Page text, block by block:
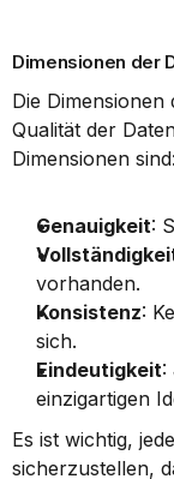
Dimensionen der
Die
Qualität der
Dimensionen sind:
Genauigkeit:
vorhanden.
Konsistenz:
sich.
Eindeutigkeit:
einzigartigen
Es ist wichtig,
sicherzustellen,